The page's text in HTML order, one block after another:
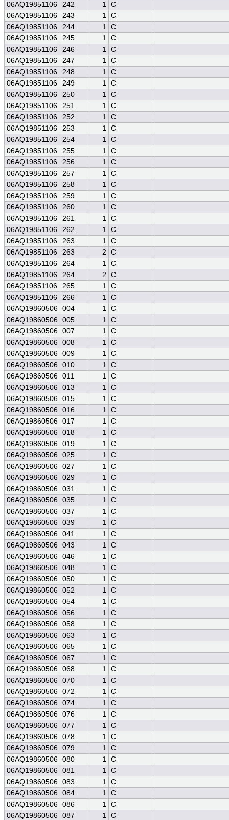
06AQ19851106
242 1 C
06AQ19851106
243 1 C
06AQ19851106
244 1 C
06AQ19851106
245 1 C
06AQ19851106
246 1 C
06AQ19851106
247 1 C
06AQ19851106
248 1 C
06AQ19851106
249 1 C
06AQ19851106
250 1 C
06AQ19851106
251 1 C
06AQ19851106
252 1 C
06AQ19851106
253 1 C
06AQ19851106
254 1 C
06AQ19851106
255 1 C
06AQ19851106
256 1 C
06AQ19851106
257 1 C
06AQ19851106
258 1 C
06AQ19851106
259 1 C
06AQ19851106
260 1 C
06AQ19851106
261 1 C
06AQ19851106
262 1 C
06AQ19851106
263 1 C
06AQ19851106
263 2
C
06AQ19851106
264 1 C
06AQ19851106
264 2
C
06AQ19851106
265 1 C
06AQ19851106
266 1 C
06AQ19860506 004 1 C
06AQ19860506 005 1 C
06AQ19860506 007 1 C
06AQ19860506 008 1 C
06AQ19860506 009 1 C
06AQ19860506 010 1 C
06AQ19860506 011 1 C
06AQ19860506 013 1 C
06AQ19860506 015 1 C
06AQ19860506 016 1 C
06AQ19860506 017 1 C
06AQ19860506 018 1 C
06AQ19860506 019 1 C
06AQ19860506 025 1 C
06AQ19860506 027 1 C
06AQ19860506 029 1 C
06AQ19860506 031 1 C
06AQ19860506 035 1 C
06AQ19860506 037 1 C
06AQ19860506 039 1 C
06AQ19860506 041 1 C
06AQ19860506 043 1 C
06AQ19860506 046 1 C
06AQ19860506 048 1 C
06AQ19860506 050 1 C
06AQ19860506 052 1 C
06AQ19860506 054 1 C
06AQ19860506 056 1 C
06AQ19860506 058 1 C
06AQ19860506 063 1 C
06AQ19860506 065 1 C
06AQ19860506 067 1 C
06AQ19860506 068 1 C
06AQ19860506 070 1 C
06AQ19860506 072 1 C
06AQ19860506 074 1 C
06AQ19860506 076 1 C
06AQ19860506 077 1 C
06AQ19860506 078 1 C
06AQ19860506 079 1 C
06AQ19860506 080 1 C
06AQ19860506 081 1 C
06AQ19860506 083 1 C
06AQ19860506 084 1 C
06AQ19860506 086 1 C
06AQ19860506 087 1 C